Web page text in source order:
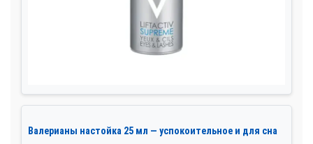
Валерианы настойка 25 мл — успокоительное и для сна